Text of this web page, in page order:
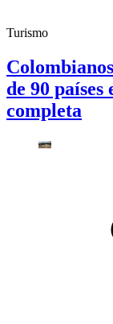
Turismo
de 90
completa